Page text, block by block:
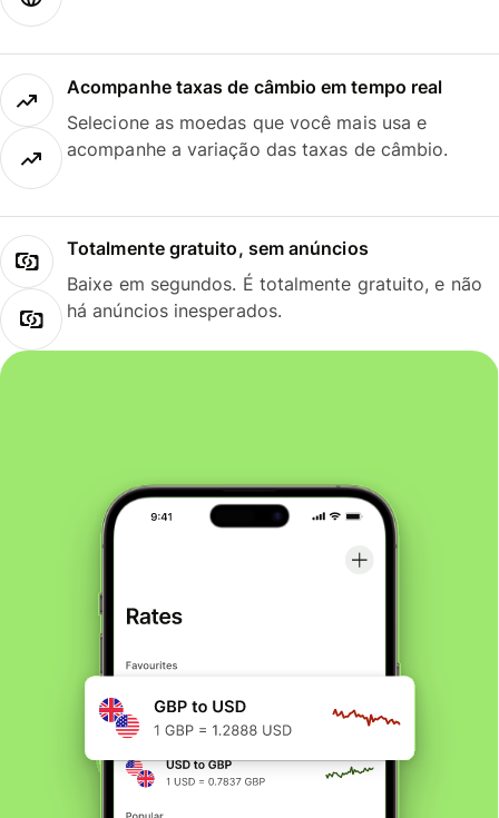
Acompanhe taxas de câmbio em tempo real
Selecione as moedas que você mais usa e
acompanhe a variação das taxas de câmbio.
Totalmente gratuito, sem anúncios
Baixe em segundos. É totalmente gratuito, e não
há anúncios inesperados.